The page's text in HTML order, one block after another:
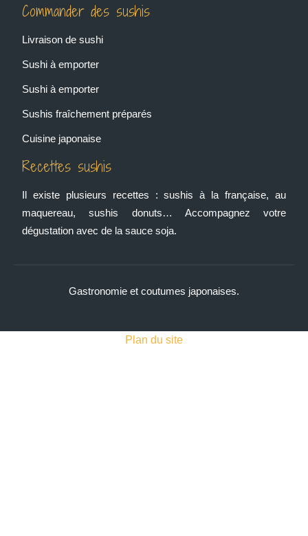
Commander des sushis
Livraison de sushi
Sushi à emporter
Sushi à emporter
Sushis fraîchement préparés
Cuisine japonaise
Recettes sushis
Il existe plusieurs recettes : sushis à la française, au
maquereau, sushis donuts… Accompagnez votre
dégustation avec de la sauce soja.
Gastronomie et coutumes japonaises.
Plan du site